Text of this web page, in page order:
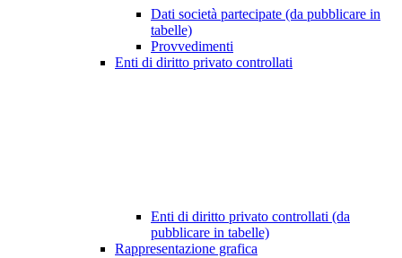
Dati società partecipate (da pubblicare in
tabelle)
Provvedimenti
Enti di diritto privato controllati
Enti di diritto privato controllati (da
pubblicare in tabelle)
Rappresentazione grafica